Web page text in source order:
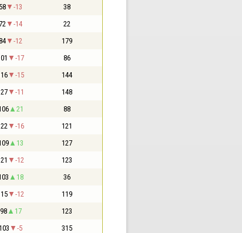
58 -13 38
-14 22
-12 179
-17 86
-15 144
-11 148
21 88
-16 121
13 127
-12 123
18 36
-12 119
98 17 123
-5 315